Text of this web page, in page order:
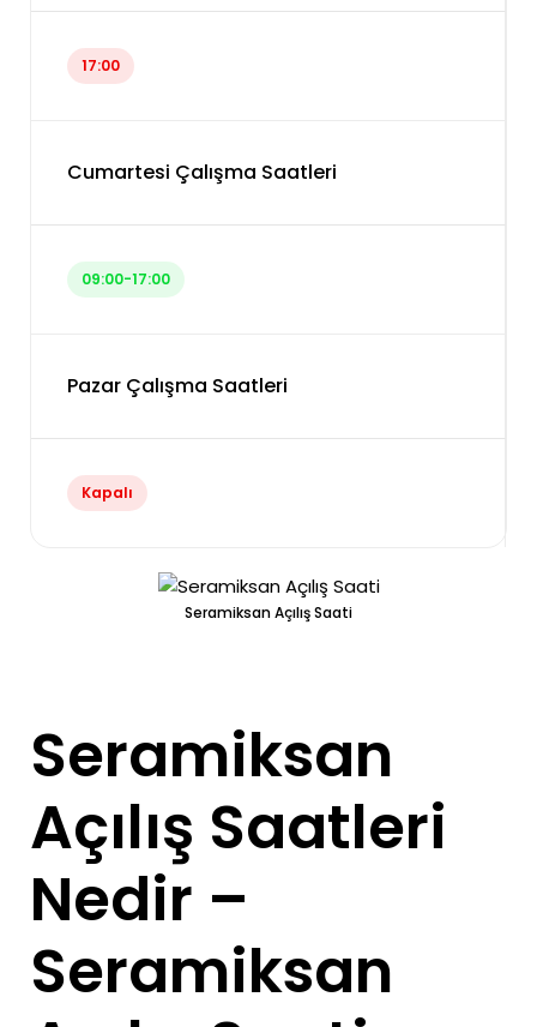
17:00
Cumartesi Çalışma Saatleri
09:00-17:00
Pazar Çalışma Saatleri
Kapalı
Seramiksan Açılış Saati
Seramiksan
Açılış Saatleri
Nedir –
Seramiksan